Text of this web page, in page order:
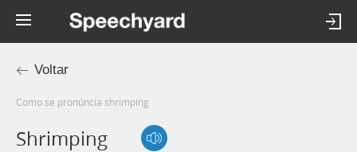
Voltar
Como se pronúncia shrimping
Shrimping